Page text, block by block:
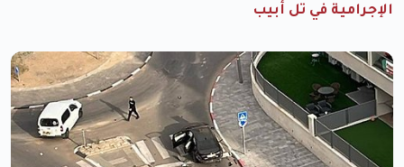
الإجرامية في تل أبيب